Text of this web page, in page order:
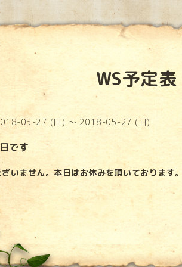
WS予定表
05-27 (日) ～ 2018-05-27 (日)
です
いません。本日はお休みを頂いております